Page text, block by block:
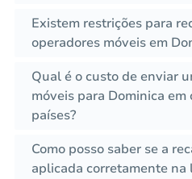
Existem restrições para
operadores móveis em
Qual é o custo de enviar
móveis para Dominica
países?
Como posso saber se a
aplicada corretamente na